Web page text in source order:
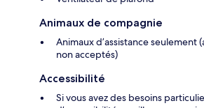
Animaux de compagnie
Animaux d’assistance seulement
non acceptés)
Accessibilité
Si vous avez des besoins